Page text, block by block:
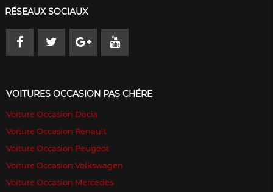
RÉSEAUX SOCIAUX
VOITURES OCCASION PAS CHÉRE
Voiture Occasion Dacia
Voiture Occasion Renault
Voiture Occasion Peugeot
Voiture Occasion Volkswagen
Voiture Occasion Mercedes